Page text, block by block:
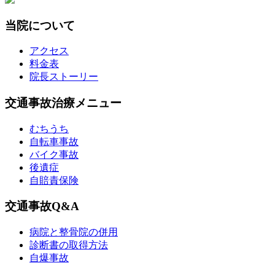
当院について
アクセス
料金表
院長ストーリー
交通事故治療メニュー
むちうち
自転車事故
バイク事故
後遺症
自賠責保険
交通事故Q&A
病院と整骨院の併用
診断書の取得方法
自爆事故